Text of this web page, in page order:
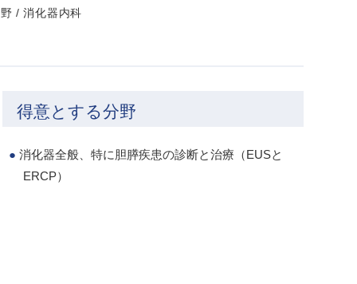
/ 消化器内科
得意とする分野
消化器全般、特に胆膵疾患の診断と治療（EUSと
ERCP）